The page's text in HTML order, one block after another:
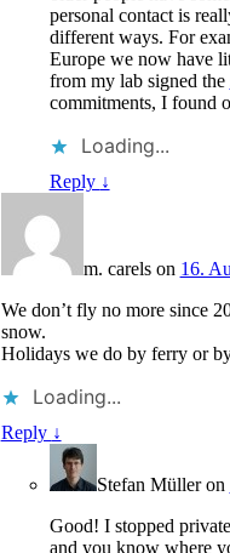
personal contact is
different ways. For
Europe we now have
from my lab signed the
commitments, I found
Loading...
Reply ↓
m. carelson 16.
We don’t fly no more since
snow.
Holidays we do by ferry or
Loading...
Reply ↓
Stefan Mülleron
Good! I stopped
and you know where